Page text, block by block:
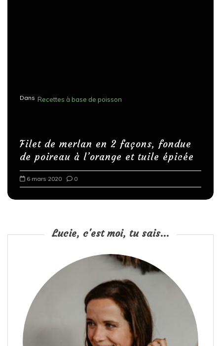
Dans Recettes à base de poisson
Filet de merlan en 2 façons, fondue
de poireau à l’orange et tuile épicée
6 mars 2020 0
Lucie, c'est moi, tu sais...